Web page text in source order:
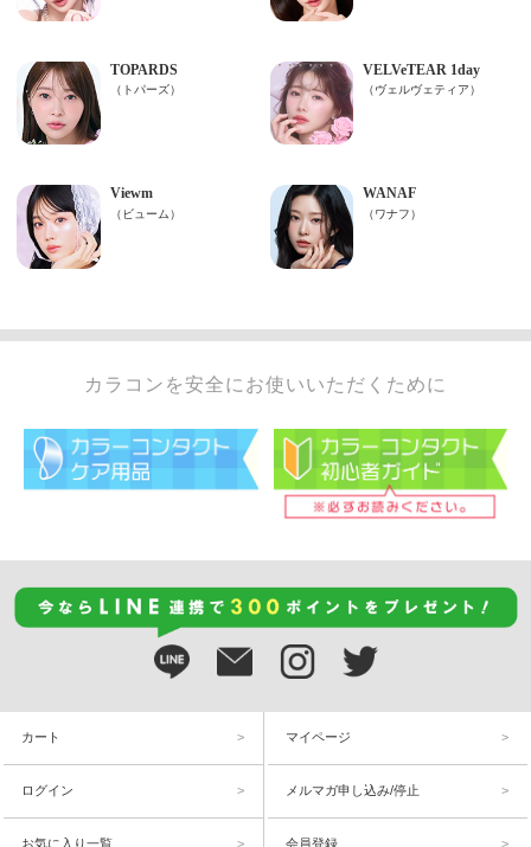
カラコンを安全にお使いいただくために
カート マイページ
ログイン メルマガ申し込み/停止
お気に入り一覧 会員登録